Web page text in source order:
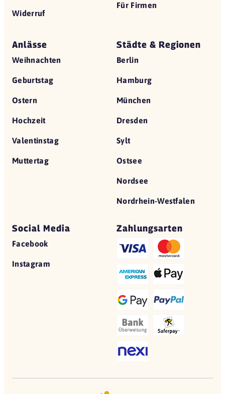
Widerruf
Für Firmen
Anlässe
Weihnachten
Geburtstag
Ostern
Hochzeit
Valentinstag
Muttertag
Städte & Regionen
Berlin
Hamburg
München
Dresden
Sylt
Ostsee
Nordsee
Nordrhein-Westfalen
Social Media
Facebook
Instagram
Zahlungsarten